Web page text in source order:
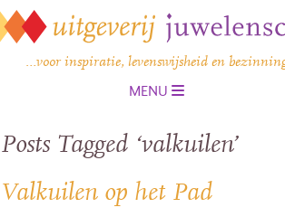
…voor inspiratie, levenswijsheid en
MENU
Posts Tagged ‘valkuilen’
Valkuilen op het Pad